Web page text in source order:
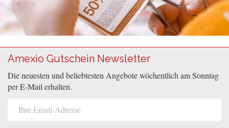
Amexio Gutschein Newsletter
Die neuesten und beliebtesten Angebote wöchentlich am Sonntag
per E-Mail erhalten.